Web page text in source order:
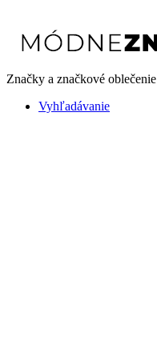
Značky a značkové oblečenie
Vyhľadávanie